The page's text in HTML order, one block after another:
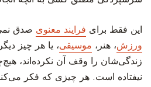
‫این فقط برای فرایند معنوی صدق
ورزش، هنر، موسیقی، یا هر چیز
زندگی‌شان را وقف آن نکرده‌اند،
نیفتاده است. هر چیزی که فکر